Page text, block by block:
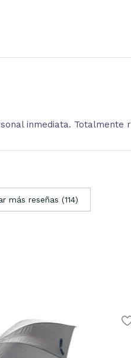
inmediata. Totalmente
más reseñas (114)